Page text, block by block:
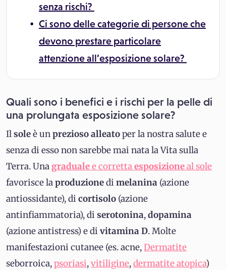
senza rischi?
Ci sono delle categorie di persone che
devono prestare particolare
attenzione all’esposizione solare?
Quali sono i benefici e i rischi per la pelle di
una prolungata esposizione solare?
Ilsoleè unpreziosoalleatoper la nostra salute e
senza di esso non sarebbe mai nata la Vita sulla
Terra. Una gradualee correttaesposizioneal sole
favorisce laproduzionedi melanina (azione
antiossidante), di cortisolo (azione
antinfiammatoria), di serotonina,dopamina
(azione antistress) e di vitaminaD. Molte
manifestazioni cutanee (es. acne,Dermatite
seborroica,psoriasi,vitiligine,dermatite atopica)